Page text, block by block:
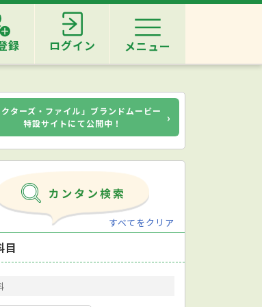
録 ログイン メニュー
クターズ・ファイル」ブランドムービー
特設サイトにて公開中！
›
すべてをクリア
目